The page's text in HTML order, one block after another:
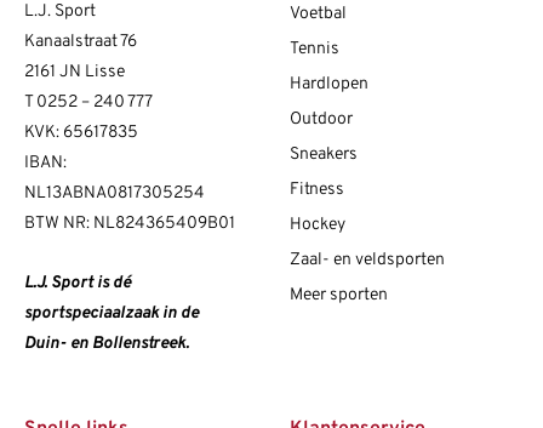
L.J. Sport
Kanaalstraat 76
2161 JN Lisse
T 0252 – 240 777
KVK: 65617835
IBAN:
NL13ABNA0817305254
BTW NR: NL824365409B01
L.J. Sport is dé
sportspeciaalzaak in de
Duin- en Bollenstreek.
Voetbal
Tennis
Hardlopen
Outdoor
Sneakers
Fitness
Hockey
Zaal- en veldsporten
Meer sporten